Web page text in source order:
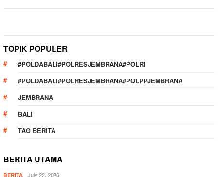
TOPIK POPULER
#POLDABALI#POLRESJEMBRANA#POLRI
#POLDABALI#POLRESJEMBRANA#POLPPJEMBRANA
JEMBRANA
BALI
TAG BERITA
BERITA UTAMA
BERITA July 22, 2026